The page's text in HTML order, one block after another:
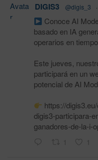
Avata
r
DIGIS3 @digis_3 ·
Conoce AI
basado en IA
operarios en
Este jueves,
participará en un
potencial de AI
https://
digis3-participara-
ganadores-de-la-i-
1 1